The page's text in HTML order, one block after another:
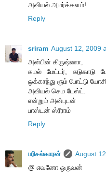
அவியல் அமர்க்களம்!
Reply
sriram August 12, 2009
அன்பின் கிருஷ்ணா,
கமல் மேட்டர், சுடுகாடு
ஒக்காந்து ரூம் போட்டு
அவியல் செம டேஸ்ட்.
என்றும் அன்புடன்
பாஸ்டன் ஸ்ரீராம்
Reply
பரிசல்காரன்
August
@ எவனோ ஒருவன்